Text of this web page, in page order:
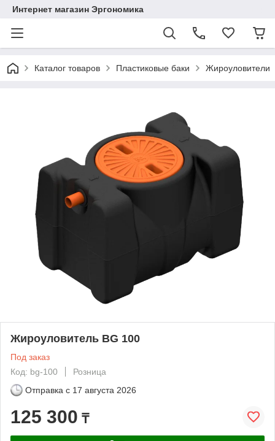
Интернет магазин Эргономика
Каталог товаров Пластиковые баки Жироуловители
Жироуловитель BG 100
Под заказ
Код: bg-100
Розница
Отправка с 17 августа 2026
125 300 ₸